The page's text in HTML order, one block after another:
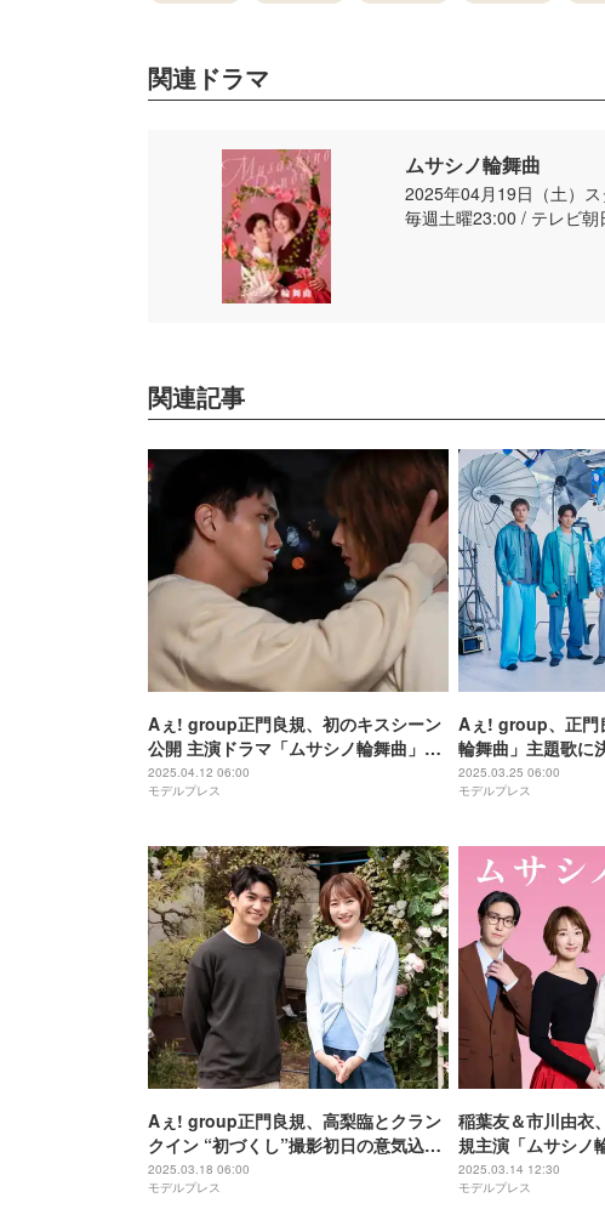
関連ドラマ
ムサシノ輪舞曲
2025年04月19日（土）ス
毎週土曜23:00 / テレビ朝
関連記事
Aぇ! group正門良規、初のキスシーン
公開 主演ドラマ「ムサシノ輪舞曲」第
1話予告映像解禁
2025.04.12 06:00
モデルプレス
Aぇ! group、正門
輪舞曲」主題歌に
いました！」
2025.03.25 06:00
モデルプレス
Aぇ! group正門良規、高梨臨とクラン
クイン “初づくし”撮影初日の意気込み
語る「皆さんを沼落ちさせるので」
【ムサシノ輪舞曲】
2025.03.18 06:00
モデルプレス
稲葉友＆市川由衣
規主演「ムサシノ
ツイチ色男・シン
2025.03.14 12:30
モデルプレス